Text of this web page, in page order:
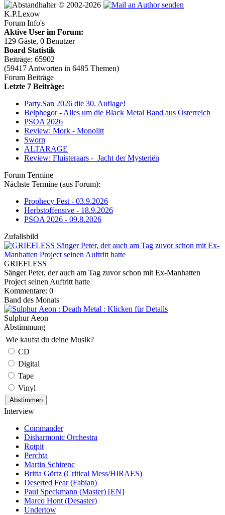
© 2002-2026
K.P.Lexow
Forum Info's
Aktive User im Forum:
129 Gäste, 0 Benutzer
Board Statistik
Beiträge: 65902
(59417 Antworten in 6485 Themen)
Forum Beiträge
Letzte 7 Beiträge:
Party.San 2026 die 30. Auflage!
Belphegor - Alles um die Black Metal Band aus Österreich
PSOA 2026
Review: Mork - Monolitt
Sworn
ALTARAGE
Review: Fluisteraars - Jacht der Mysteriën
Forum Termine
Nächste Termine (aus Forum):
Prophecy Fest - 03.9.2026
Herbstoffensive - 18.9.2026
PSOA 2026 - 09.8.2026
Zufallsbild
GRIEFLESS
Sänger Peter, der auch am Tag zuvor schon mit Ex-Manhatten
Project seinen Auftritt hatte
Kommentare: 0
Band des Monats
Sulphur Aeon
Abstimmung
Wie kaufst du deine Musik?
CD
Digital
Tape
Vinyl
Interview
Commander
Disharmonic Orchestra
Rotpit
Perchta
Martin Schirenc
Britta Görtz (Critical Mess/HIRAES)
Deserted Fear (Fabian)
Paul Speckmann (Master) [EN]
Marco Hont (Desaster)
Undertow